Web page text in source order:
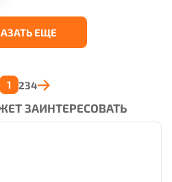
ЕЩЕ
1 234
ЗАИНТЕРЕСОВАТЬ